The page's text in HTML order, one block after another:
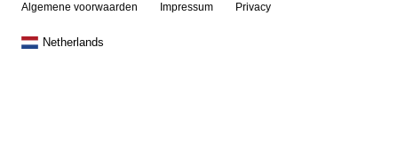
Algemene voorwaarden Impressum Privacy
Netherlands